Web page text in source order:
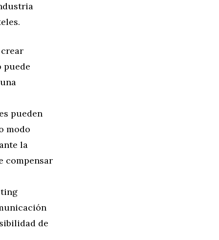
puede
pueden
modo
la
compensar
de